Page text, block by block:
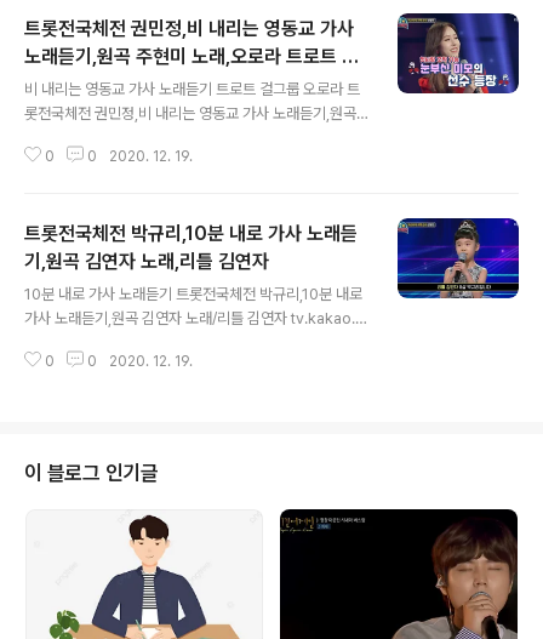
트롯전국체전 권민정,비 내리는 영동교 가사
노래듣기,원곡 주현미 노래,오로라 트로트 걸
그룹
비 내리는 영동교 가사 노래듣기 트로트 걸그룹 오로라 트
롯전국체전 권민정,비 내리는 영동교 가사 노래듣기,원곡
E youtu.be/ZIZhJ0acwig 밤비 내리는 영동교~를 홀로
는 영~동교 잊어야지 하면서도 못잊는 것은 미련 미련 미
련 때문인가봐 밤비 내리는 영동교~를 헤매도는 이 마음
그 사람~은 모를꺼야 모르~실꺼야 비에 젖어 슬픔에 젖어
아픔에 젖~어 하염없이 헤매이네 밤비~ 내리는 영~동교
생각말자 하면서도 생각하는 건 미련 미련 미련 때문인가
봐 농협 2021년 무료 토정비결,2021년 농협 운세 농협 2
0 0 2020. 12. 19.
트롯전국체전 박규리,10분 내로 가사 노래듣
기,원곡 김연자 노래,리틀 김연자
10분 내로 가사 노래듣기 트롯전국체전 박규리,10분 내로
가사 노래듣기,원곡 김연자 노래/리틀 김연자 tv.kakao.c
딱한가지만 약속해줘요 내가 전화할땐 늦어도 십분내로 내
요 나만 사랑한다면 딱한가지만 약속해줘요 세상 끝나도록
바람이 분다해도 눈보라 친다해도 나만 사랑한다 나만 생
각한다 그렇게 약속해줘요 당신은 나만에 남자 나는 당신
에 여자 언제나 멋진 당신 가슴에 안겨 꽃이 될래요 십분내
로 삼성생명 무료 토정비결,무료운세,2021년 무료토정비
결,무료오늘의운세,무료주간운세 삼성생명..
0 0 2020. 12. 19.
이 블로그 인기글